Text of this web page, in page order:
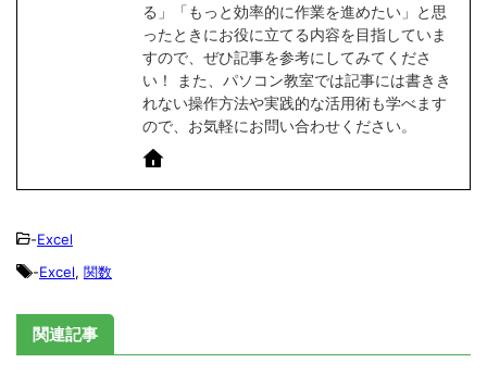
る」「もっと効率的に作業を進めたい」と思
ったときにお役に立てる内容を目指していま
すので、ぜひ記事を参考にしてみてくださ
い！ また、パソコン教室では記事には書きき
れない操作方法や実践的な活用術も学べます
ので、お気軽にお問い合わせください。
-Excel
-Excel, 関数
関連記事